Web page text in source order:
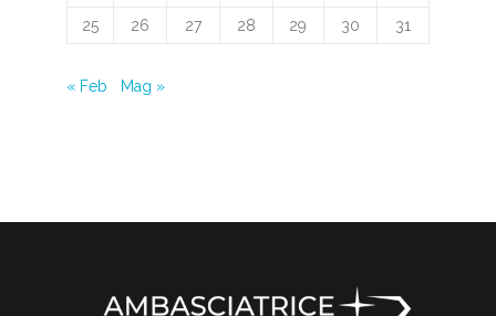
25 26 27 28 29 30 31
« Feb Mag »